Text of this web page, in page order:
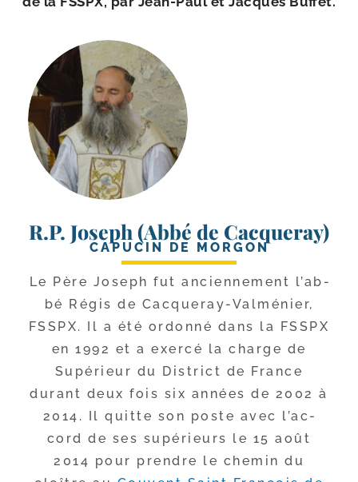
R.P. Joseph (Abbé de Cacqueray)
CAPUCIN DE MORGON
Le Père Joseph fut ancien­ne­ment l’ab­
bé Régis de Cacqueray-​Valménier,
FSSPX. Il a été ordon­né dans la FSSPX
en 1992 et a exer­cé la charge de
Supérieur du District de France
durant deux fois six années de 2002 à
2014. Il quitte son poste avec l’ac­
cord de ses supé­rieurs le 15 août
2014 pour prendre le che­min du